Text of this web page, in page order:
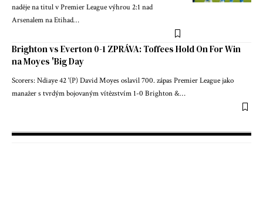
naděje na titul v Premier League výhrou 2:1 nad
Arsenalem na Etihad…
Brighton vs Everton 0-1 ZPRÁVA: Toffees Hold On For Win
na Moyes 'Big Day
Scorers: Ndiaye 42 '(P) David Moyes oslavil 700. zápas Premier League jako
manažer s tvrdým bojovaným vítězstvím 1-0 Brighton &…